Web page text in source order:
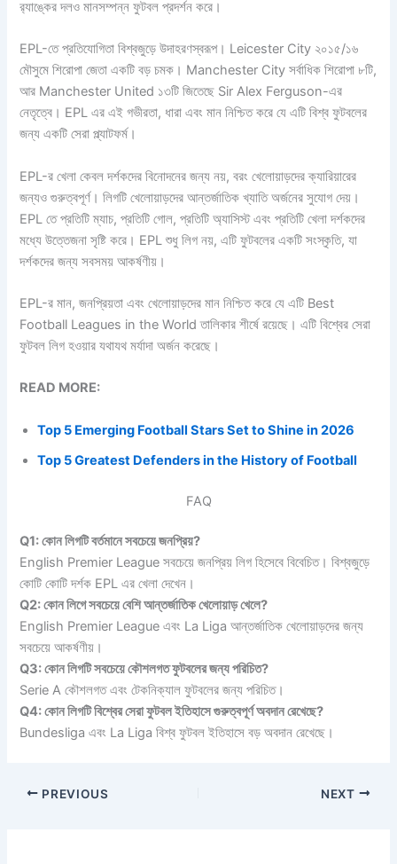
র‌্যাঙ্কের দলও মানসম্পন্ন ফুটবল প্রদর্শন করে।
EPL-তে প্রতিযোগিতা বিশ্বজুড়ে উদাহরণস্বরূপ। Leicester City ২০১৫/১৬
মৌসুমে শিরোপা জেতা একটি বড় চমক। Manchester City সর্বাধিক শিরোপা ৮টি,
আর Manchester United ১৩টি জিতেছে Sir Alex Ferguson-এর
নেতৃত্বে। EPL এর এই গভীরতা, ধারা এবং মান নিশ্চিত করে যে এটি বিশ্ব ফুটবলের
জন্য একটি সেরা প্ল্যাটফর্ম।
EPL-র খেলা কেবল দর্শকদের বিনোদনের জন্য নয়, বরং খেলোয়াড়দের ক্যারিয়ারের
জন্যও গুরুত্বপূর্ণ। লিগটি খেলোয়াড়দের আন্তর্জাতিক খ্যাতি অর্জনের সুযোগ দেয়।
EPL তে প্রতিটি ম্যাচ, প্রতিটি গোল, প্রতিটি অ্যাসিস্ট এবং প্রতিটি খেলা দর্শকদের
মধ্যে উত্তেজনা সৃষ্টি করে। EPL শুধু লিগ নয়, এটি ফুটবলের একটি সংস্কৃতি, যা
দর্শকদের জন্য সবসময় আকর্ষণীয়।
EPL-র মান, জনপ্রিয়তা এবং খেলোয়াড়দের মান নিশ্চিত করে যে এটি Best
Football Leagues in the World তালিকার শীর্ষে রয়েছে। এটি বিশ্বের সেরা
ফুটবল লিগ হওয়ার যথাযথ মর্যাদা অর্জন করেছে।
READ MORE:
Top 5 Emerging Football Stars Set to Shine in 2026
Top 5 Greatest Defenders in the History of Football
FAQ
Q1: কোন লিগটি বর্তমানে সবচেয়ে জনপ্রিয়?
English Premier League সবচেয়ে জনপ্রিয় লিগ হিসেবে বিবেচিত। বিশ্বজুড়ে
কোটি কোটি দর্শক EPL এর খেলা দেখেন।
Q2: কোন লিগে সবচেয়ে বেশি আন্তর্জাতিক খেলোয়াড় খেলে?
English Premier League এবং La Liga আন্তর্জাতিক খেলোয়াড়দের জন্য
সবচেয়ে আকর্ষণীয়।
Q3: কোন লিগটি সবচেয়ে কৌশলগত ফুটবলের জন্য পরিচিত?
Serie A কৌশলগত এবং টেকনিক্যাল ফুটবলের জন্য পরিচিত।
Q4: কোন লিগটি বিশ্বের সেরা ফুটবল ইতিহাসে গুরুত্বপূর্ণ অবদান রেখেছে?
Bundesliga এবং La Liga বিশ্ব ফুটবল ইতিহাসে বড় অবদান রেখেছে।
PREVIOUS NEXT